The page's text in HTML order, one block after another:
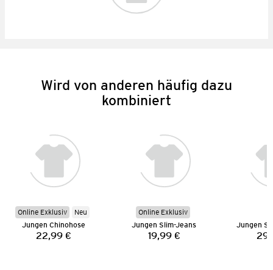
Wird von anderen häufig dazu
kombiniert
Online Exklusiv
Neu
Jungen Chinohose
Preis:
22,99 €
Online Exklusiv
Jungen Slim-Jeans
Preis:
19,99 €
Jungen